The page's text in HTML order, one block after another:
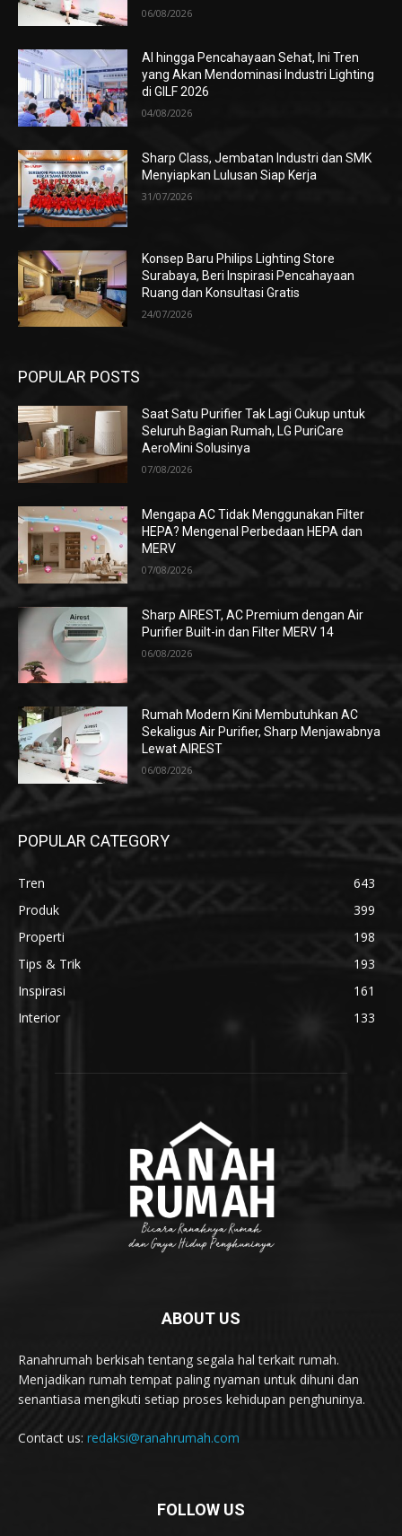
06/08/2026
AI hingga Pencahayaan Sehat, Ini Tren
yang Akan Mendominasi Industri Lighting
di GILF 2026
04/08/2026
Sharp Class, Jembatan Industri dan SMK
Menyiapkan Lulusan Siap Kerja
31/07/2026
Konsep Baru Philips Lighting Store
Surabaya, Beri Inspirasi Pencahayaan
Ruang dan Konsultasi Gratis
24/07/2026
POPULAR POSTS
Saat Satu Purifier Tak Lagi Cukup untuk
Seluruh Bagian Rumah, LG PuriCare
AeroMini Solusinya
07/08/2026
Mengapa AC Tidak Menggunakan Filter
HEPA? Mengenal Perbedaan HEPA dan
MERV
07/08/2026
Sharp AIREST, AC Premium dengan Air
Purifier Built-in dan Filter MERV 14
06/08/2026
Rumah Modern Kini Membutuhkan AC
Sekaligus Air Purifier, Sharp Menjawabnya
Lewat AIREST
06/08/2026
POPULAR CATEGORY
Tren
643
Produk
399
Properti
198
Tips & Trik
193
Inspirasi
161
Interior
133
ABOUT US
Ranahrumah berkisah tentang segala hal terkait rumah.
Menjadikan rumah tempat paling nyaman untuk dihuni dan
senantiasa mengikuti setiap proses kehidupan penghuninya.
Contact us: redaksi@ranahrumah.com
FOLLOW US